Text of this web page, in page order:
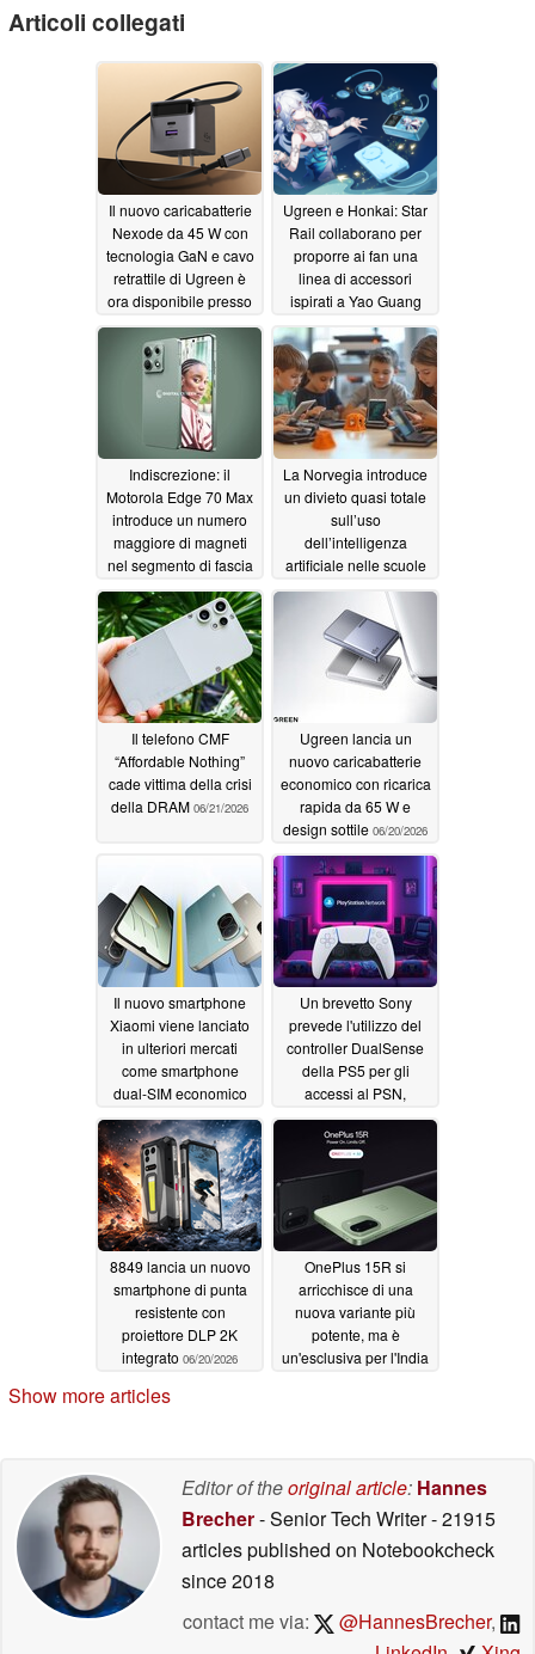
Articoli collegati
Il nuovo caricabatterie
Nexode da 45 W con
tecnologia GaN e cavo
retrattile di Ugreen è
ora disponibile presso
Costco07/08/2026
Ugreen e Honkai: Star
Rail collaborano per
proporre ai fan una
linea di accessori
ispirati a Yao Guang
06/30/2026
Indiscrezione: il
Motorola Edge 70 Max
introduce un numero
maggiore di magneti
nel segmento di fascia
media premium
06/30/2026
La Norvegia introduce
un divieto quasi totale
sull’uso
dell’intelligenza
artificiale nelle scuole
elementari
06/22/2026
Il telefono CMF
“Affordable Nothing”
cade vittima della crisi
della DRAM 06/21/2026
Ugreen lancia un
nuovo caricabatterie
economico con ricarica
rapida da 65 W e
design sottile 06/20/2026
Il nuovo smartphone
Xiaomi viene lanciato
in ulteriori mercati
come smartphone
dual-SIM economico
06/20/2026
Un brevetto Sony
prevede l'utilizzo del
controller DualSense
della PS5 per gli
accessi al PSN,
migliorando la
sicurezza degli
account06/20/2026
8849 lancia un nuovo
smartphone di punta
resistente con
proiettore DLP 2K
integrato 06/20/2026
OnePlus 15R si
arricchisce di una
nuova variante più
potente, ma è
un'esclusiva per l'India
Show more articles
Editor of theoriginal article: Hannes
Brecher- Senior Tech Writer- 21915
articles published on Notebookcheck
since 2018
contact me via:
@HannesBrecher,